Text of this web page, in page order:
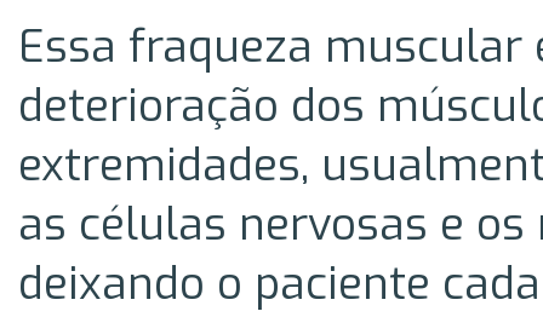
Essa fraqueza muscular
deterioração dos
extremidades,
as células nervosas e
deixando o paciente